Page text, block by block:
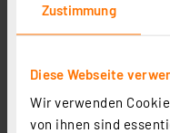
Zustimmung
Diese Webseite
Wir verwenden
von ihnen sind
Bissanzeiger-Funkbox